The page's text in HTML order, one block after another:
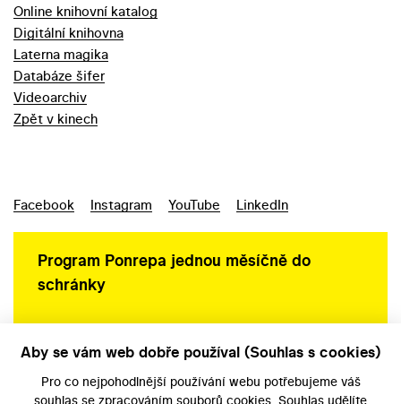
Online knihovní katalog
Digitální knihovna
Laterna magika
Databáze šifer
Videoarchiv
Zpět v kinech
Facebook Instagram YouTube LinkedIn
Program Ponrepa jednou měsíčně do
schránky
Aby se vám web dobře používal (Souhlas s cookies)
Pro co nejpohodlnější používání webu potřebujeme váš
souhlas se zpracováním souborů cookies. Souhlas udělíte